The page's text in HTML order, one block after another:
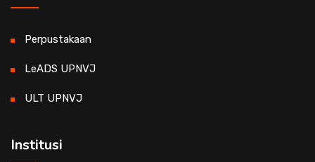
Perpustakaan
LeADS UPNVJ
ULT UPNVJ
Institusi